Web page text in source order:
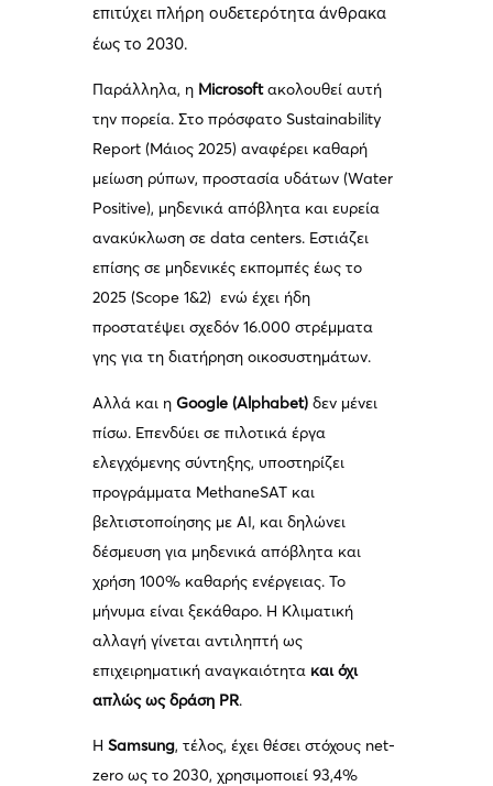
επιτύχει πλήρη ουδετερότητα άνθρακα
έως το 2030.
Παράλληλα, η Microsoftακολουθεί αυτή
την πορεία. Στο πρόσφατο Sustainability
Report (Μάιος 2025) αναφέρει καθαρή
μείωση ρύπων, προστασία υδάτων (Water
Positive), μηδενικά απόβλητα και ευρεία
ανακύκλωση σε data centers. Εστιάζει
επίσης σε μηδενικές εκπομπές έως το
2025 (Scope 1&2) ενώ έχει ήδη
προστατέψει σχεδόν 16.000 στρέμματα
γης για τη διατήρηση οικοσυστημάτων.
Αλλά και ηGoogle (Alphabet) δεν μένει
πίσω. Επενδύει σε πιλοτικά έργα
ελεγχόμενης σύντηξης, υποστηρίζει
προγράμματα MethaneSAT και
βελτιστοποίησης με AI, και δηλώνει
δέσμευση για μηδενικά απόβλητα και
χρήση 100% καθαρής ενέργειας. Το
μήνυμα είναι ξεκάθαρο. Η Κλιματική
αλλαγή γίνεται αντιληπτή ως
επιχειρηματική αναγκαιότητα και όχι
απλώς ως δράση PR.
ΗSamsung, τέλος, έχει θέσει στόχους net-
zero ως το 2030, χρησιμοποιεί 93,4%